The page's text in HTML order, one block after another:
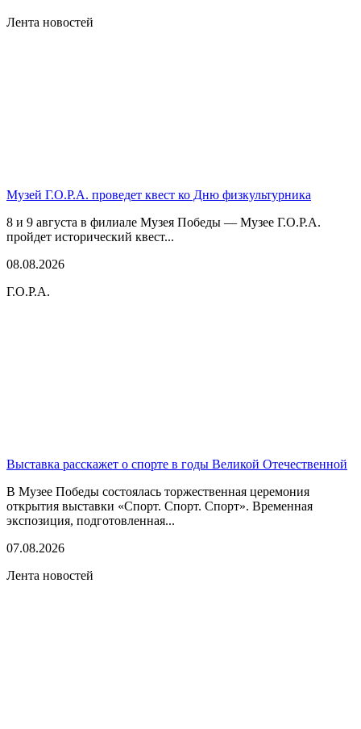
Лента новостей
Музей Г.О.Р.А. проведет квест ко Дню физкультурника
8 и 9 августа в филиале Музея Победы — Музее Г.О.Р.А.
пройдет исторический квест...
08.08.2026
Г.О.Р.А.
Выставка расскажет о спорте в годы Великой Отечественной
В Музее Победы состоялась торжественная церемония
открытия выставки «Спорт. Спорт. Спорт». Временная
экспозиция, подготовленная...
07.08.2026
Лента новостей